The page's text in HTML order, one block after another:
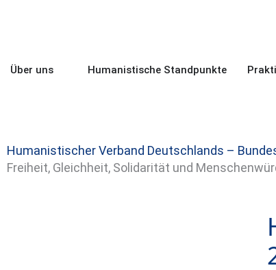
Über uns Öffne Über uns
Humanistische Standpunkte
Humanistischer Verband Deutschlands –
Freiheit, Gleichheit, Solidarität und